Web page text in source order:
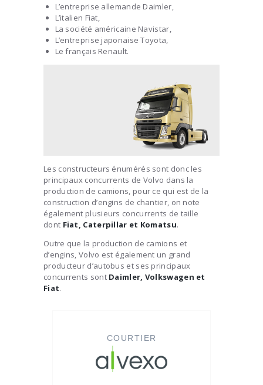
L’entreprise allemande Daimler,
L’italien Fiat,
La société américaine Navistar,
L’entreprise japonaise Toyota,
Le français Renault.
Les constructeurs énumérés sont donc les
principaux concurrents de Volvo dans la
production de camions, pour ce qui est de la
construction d’engins de chantier, on note
également plusieurs concurrents de taille
dont Fiat, Caterpillar et Komatsu.
Outre que la production de camions et
d’engins, Volvo est également un grand
producteur d’autobus et ses principaux
concurrents sontDaimler, Volkswagen et
Fiat.